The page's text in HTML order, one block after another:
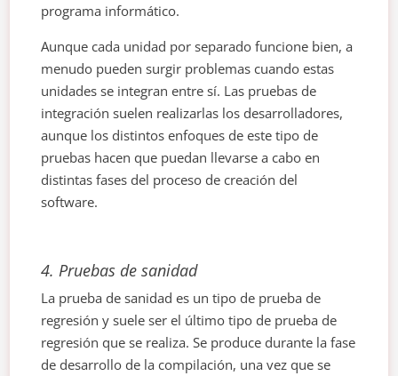
programa informático.
Aunque cada unidad por separado funcione bien, a
menudo pueden surgir problemas cuando estas
unidades se integran entre sí. Las pruebas de
integración suelen realizarlas los desarrolladores,
aunque los distintos enfoques de este tipo de
pruebas hacen que puedan llevarse a cabo en
distintas fases del proceso de creación del
software.
4.Pruebas de sanidad
La prueba de sanidad es un tipo de prueba de
regresión y suele ser el último tipo de prueba de
regresión que se realiza. Se produce durante la fase
de desarrollo de la compilación, una vez que se